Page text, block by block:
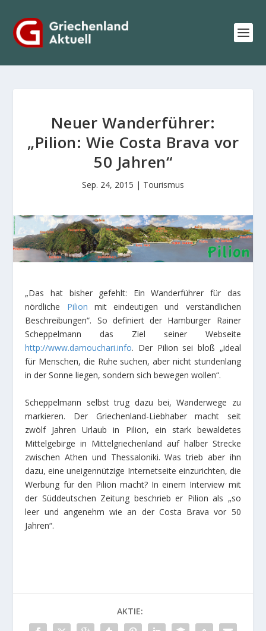
Neuer Wanderführer:
„Pilion: Wie Costa Brava vor
50 Jahren“
Sep. 24, 2015 | Tourismus
„Das hat bisher gefehlt: Ein Wanderführer für das
nördliche Pilion mit eindeutigen und verständlichen
Beschreibungen“. So definiert der Hamburger Rainer
Scheppelmann das Ziel seiner Webseite
http://www.damouchari.info. Der Pilion sei bloß „ideal
für Menschen, die Ruhe suchen, aber nicht stundenlang
in der Sonne liegen, sondern sich bewegen wollen“.
Scheppelmann selbst trug dazu bei, Wanderwege zu
markieren. Der Griechenland-Liebhaber macht seit
zwölf Jahren Urlaub in Pilion, ein stark bewaldetes
Mittelgebirge in Mittelgriechenland auf halber Strecke
zwischen Athen und Thessaloniki. Was trieb aber ihn
dazu, eine uneigennützige Internetseite einzurichten, die
Werbung für den Pilion macht? In einem Interview mit
der Süddeutschen Zeitung beschrieb er Pilion als „so
leer und angenehm wie an der Costa Brava vor 50
Jahren“.
AKTIE: